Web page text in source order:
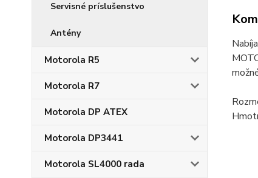
Servisné príslušenstvo
Antény
Motorola R5
Motorola R7
Motorola DP ATEX
Motorola DP3441
Motorola SL4000 rada